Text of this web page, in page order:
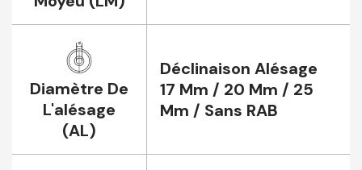
Diamètre De
L'alésage
(AL)
Déclinaison Alésage
17 Mm / 20 Mm / 25
Mm / Sans RAB